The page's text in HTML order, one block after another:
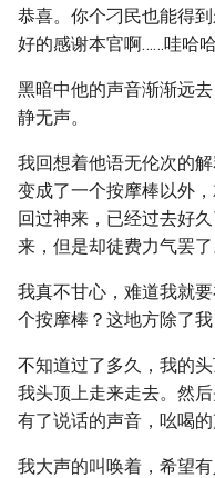
恭喜。你个刁民也能得
好的感谢本官啊……哇哈
黑暗中他的声音渐渐远
静无声。
我回想着他语无伦次的
变成了一个按摩棒以外
回过神来，已经过去好
来，但是却徒费力气罢了
我真不甘心，难道我就
个按摩棒？这地方除了我
不知道过了多久，我的
我头顶上走来走去。然
有了说话的声音，吆喝的
我大声的叫唤着，希望